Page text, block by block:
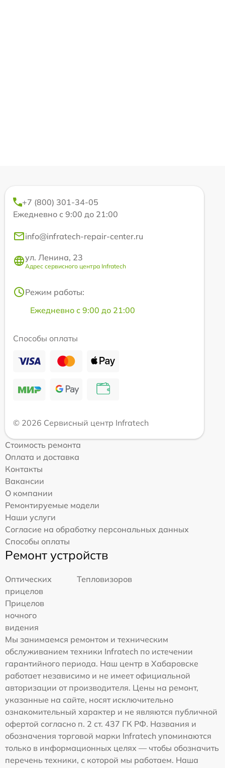
+7 (800) 301-34-05
Ежедневно с 9:00 до 21:00
info@infratech-repair-center.ru
ул. Ленина, 23
Адрес сервисного центра Infratech
Режим работы:
Ежедневно с 9:00 до 21:00
Способы оплаты
© 2026 Сервисный центр Infratech
Стоимость ремонта
Оплата и доставка
Контакты
Вакансии
О компании
Ремонтируемые модели
Наши услуги
Согласие на обработку персональных данных
Способы оплаты
Ремонт устройств
Оптических
прицелов
Тепловизоров
Прицелов
ночного
видения
Мы занимаемся ремонтом и техническим
обслуживанием техники Infratech по истечении
гарантийного периода. Наш центр в Хабаровске
работает независимо и не имеет официальной
авторизации от производителя. Цены на ремонт,
указанные на сайте, носят исключительно
ознакомительный характер и не являются публичной
офертой согласно п. 2 ст. 437 ГК РФ. Названия и
обозначения торговой марки Infratech упоминаются
только в информационных целях — чтобы обозначить
перечень техники, с которой мы работаем. Наша